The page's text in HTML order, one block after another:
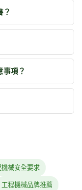
？
事項？
機械安全要求
工程機械品牌推薦